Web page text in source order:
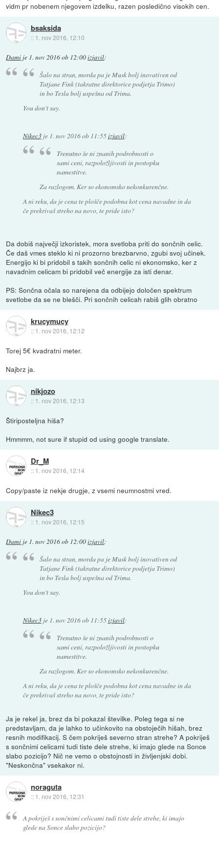
vidm pr nobenem njegovem izdelku, razen posledično visokih cen.
bsaksida
:: 1. nov 2016, 12:10
Dami je 1. nov 2016 ob 12:00izjavil:
Šalo na stran, morda pa je Musk bolj inovativen od
Tatjane Fink (takratne direktorice podjetja Trimo)
in bo Tesla bolj uspešna od Trima.
You don't say.
Nikec3je 1. nov 2016 ob 11:55izjavil:
Trenutno še ni znanih podrobnosti o
sami ceni, razpoložljivosti in postopku
namestitve.
Za razlogom. Ker so ekonomsko nekonkurenčne.
A ni reku, da je cena te plošče podobna kot cena navadne in da
če prekrivaš streho na novo, te pride isto?
Da dobiš največji izkoristek, mora svetloba priti do sončnih celic.
Če daš vmes steklo ki ni prozorno brezbarvno, zgubi svoj učinek.
Energijo ki bi pridobil s takih sončnih celic ni ekonomsko, ker z
navadnim celicam bi pridobil več energije za isti denar.
PS: Sončna očala so narejena da odbijejo določen spektrum
svetlobe da se ne blešči. Pri sončnih celicah rabiš glih obratno
krucymucy
:: 1. nov 2016, 12:12
Torej 5€ kvadratni meter.
Najbrz ja.
nikjozo
:: 1. nov 2016, 12:13
Štiriposteljna hiša?
Hmmmm, not sure if stupid od using google translate.
Dr_M
:: 1. nov 2016, 12:14
Copy/paste iz nekje drugje, z vsemi neumnostmi vred.
Nikec3
:: 1. nov 2016, 12:15
Dami je 1. nov 2016 ob 12:00izjavil:
Šalo na stran, morda pa je Musk bolj inovativen od
Tatjane Fink (takratne direktorice podjetja Trimo)
in bo Tesla bolj uspešna od Trima.
You don't say.
Nikec3je 1. nov 2016 ob 11:55izjavil:
Trenutno še ni znanih podrobnosti o
sami ceni, razpoložljivosti in postopku
namestitve.
Za razlogom. Ker so ekonomsko nekonkurenčne.
A ni reku, da je cena te plošče podobna kot cena navadne in da
če prekrivaš streho na novo, te pride isto?
Ja je rekel ja, brez da bi pokazal številke. Poleg tega si ne
predstavljam, da je lahko to učinkovito na obstoječih hišah, brez
resnih modifikacij. S čem pokriješ severno stran strehe? A pokriješ
s sončnimi celicami tudi tiste dele strehe, ki imajo glede na Sonce
slabo pozicijo? Nič ne vemo o obstojnosti in življenjski dobi.
"Neskončna" vsekakor ni.
noraguta
:: 1. nov 2016, 12:31
A pokriješ s sončnimi celicami tudi tiste dele strehe, ki imajo
glede na Sonce slabo pozicijo?